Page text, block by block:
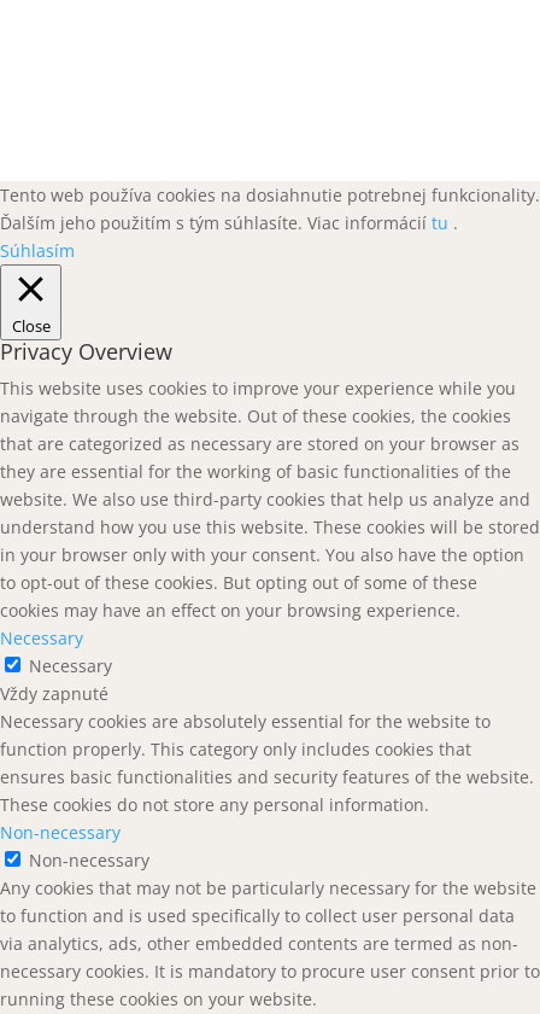
Tento web používa cookies na dosiahnutie potrebnej funkcionality.
Ďalším jeho použitím s tým súhlasíte. Viac informácií tu .
Súhlasím
Close
Privacy Overview
This website uses cookies to improve your experience while you
navigate through the website. Out of these cookies, the cookies
that are categorized as necessary are stored on your browser as
they are essential for the working of basic functionalities of the
website. We also use third-party cookies that help us analyze and
understand how you use this website. These cookies will be stored
in your browser only with your consent. You also have the option
to opt-out of these cookies. But opting out of some of these
cookies may have an effect on your browsing experience.
Necessary
Necessary
Vždy zapnuté
Necessary cookies are absolutely essential for the website to
function properly. This category only includes cookies that
ensures basic functionalities and security features of the website.
These cookies do not store any personal information.
Non-necessary
Non-necessary
Any cookies that may not be particularly necessary for the website
to function and is used specifically to collect user personal data
via analytics, ads, other embedded contents are termed as non-
necessary cookies. It is mandatory to procure user consent prior to
running these cookies on your website.